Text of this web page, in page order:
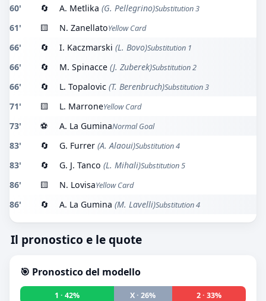
60' 🔄 A. Metlika (G. Pellegrino)Substitution 3
61' 🟨 N. ZanellatoYellow Card
66' 🔄 I. Kaczmarski (L. Bovo)Substitution 1
66' 🔄 M. Spinacce (J. Zuberek)Substitution 2
66' 🔄 L. Topalovic (T. Berenbruch)Substitution 3
71' 🟨 L. MarroneYellow Card
73' ⚽ A. La GuminaNormal Goal
83' 🔄 G. Furrer (A. Alaoui)Substitution 4
83' 🔄 G. J. Tanco (L. Mihali)Substitution 5
86' 🟨 N. LovisaYellow Card
86' 🔄 A. La Gumina (M. Lavelli)Substitution 4
Il pronostico e le quote
🎯 Pronostico del modello
1 · 42% X · 26% 2 · 33%